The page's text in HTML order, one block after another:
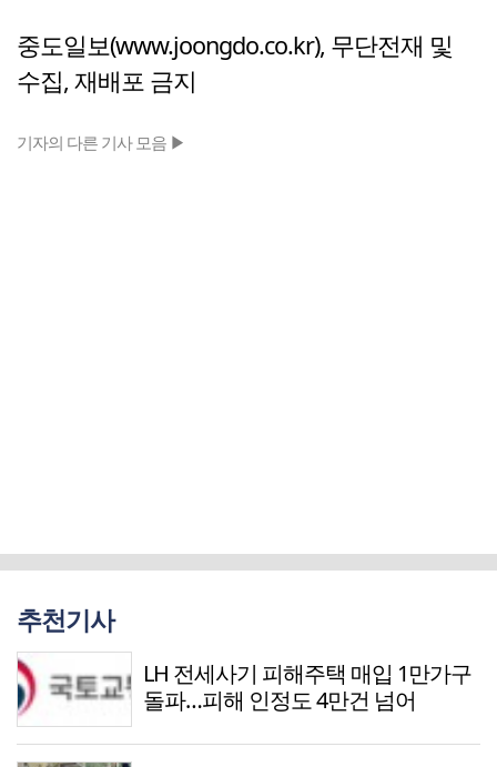
중도일보(www.joongdo.co.kr), 무단전재 및
수집, 재배포 금지
기자의 다른 기사 모음 ▶
추천기사
LH 전세사기 피해주택 매입 1만가구
돌파…피해 인정도 4만건 넘어